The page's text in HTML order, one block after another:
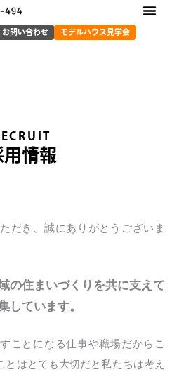
モデルハウス見学会
お問い合わせ
用情報
だき、誠にありがとうございま
の住まいづくりを共に⽀えて
しています。
ことになる仕事や職場だからこ
とはとても⼤切だと私たちは考え